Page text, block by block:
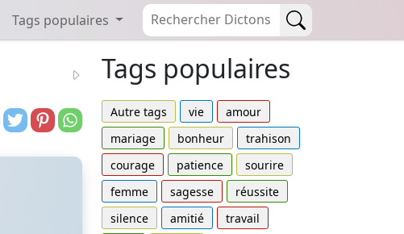
Tags populaires
Tags populaires
Autre tags vie
amour
mariage
bonheur
trahison
courage
patience
sourire
femme
sagesse
réussite
silence
amitié
travail